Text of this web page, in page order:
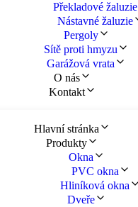
Překladové žaluzie
Nástavné žaluzie
Pergoly
Sítě proti hmyzu
Garážová vrata
O nás
Kontakt
Hlavní stránka
Produkty
Okna
PVC okna
Hliníková okna
Dveře